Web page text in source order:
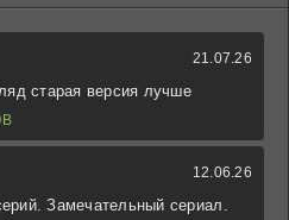
21.07.26
старая версия лучше
12.06.26
Замечательный сериал.